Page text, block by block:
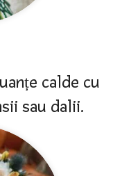
calde cu
sau dalii.